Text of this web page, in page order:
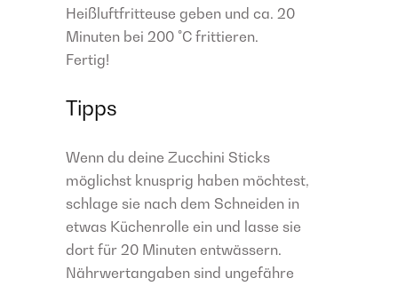
Heißluftfritteuse geben und ca. 20
Minuten bei 200 °C frittieren.​
Fertig!
Tipps
Wenn du deine Zucchini Sticks
möglichst knusprig haben möchtest,
schlage sie nach dem Schneiden in
etwas Küchenrolle ein und lasse sie
dort für 20 Minuten entwässern.
Nährwertangaben sind ungefähre